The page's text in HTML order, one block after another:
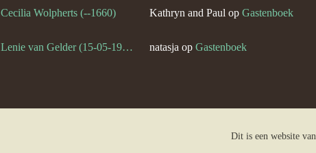
Cecilia Wolpherts (--1660)
Lenie van Gelder (15-05-1970)
Kathryn and Paul op Gastenboek
natasja op Gastenboek
Dit is een website van